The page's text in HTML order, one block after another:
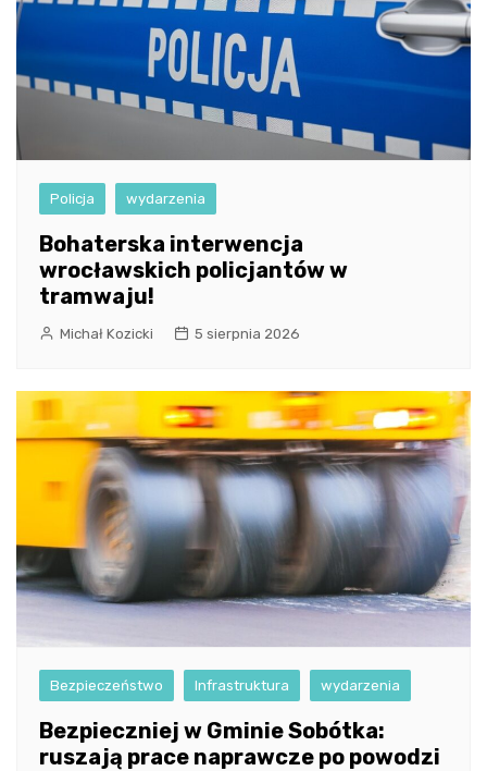
Policja wydarzenia
Bohaterska interwencja
wrocławskich policjantów w
tramwaju!
Michał Kozicki 5 sierpnia 2026
Bezpieczeństwo Infrastruktura wydarzenia
Bezpieczniej w Gminie Sobótka:
ruszają prace naprawcze po powodzi